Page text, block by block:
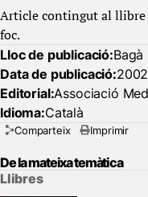
Article contingut al llibre
foc.
Lloc de publicació:Bagà
Data de publicació:2002
Editorial:Associació
Idioma:Català
Comparteix Imprimir
De la mateixa temàtica
Llibres